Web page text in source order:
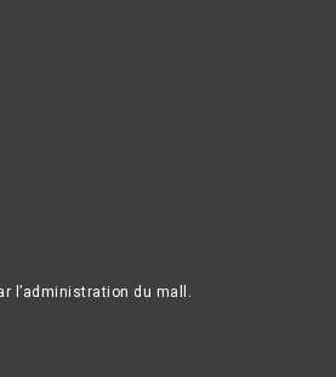
l’administration du mall.